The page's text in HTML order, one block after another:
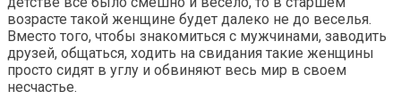
возрасте такой женщине будет далеко не до веселья.
Вместо того, чтобы знакомиться с мужчинами, заводить
друзей, общаться, ходить на свидания такие женщины
просто сидят в углу и обвиняют весь мир в своем
несчастье.